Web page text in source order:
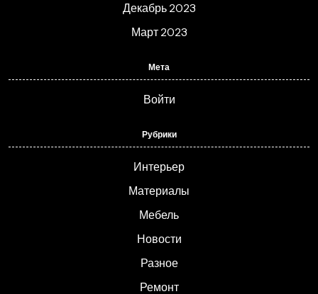
Декабрь 2023
Март 2023
Мета
Войти
Рубрики
Интерьер
Материалы
Мебель
Новости
Разное
Ремонт